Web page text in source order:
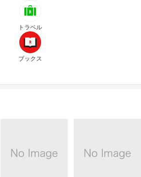
トラベル
ブックス